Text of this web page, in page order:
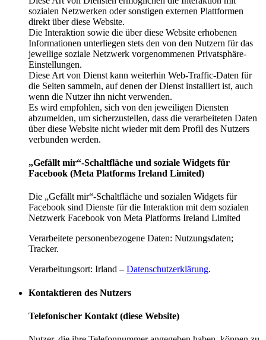
sozialen Netzwerken oder sonstigen externen Plattformen
direkt über diese Website.
Die Interaktion sowie die über diese Website erhobenen
Informationen unterliegen stets den von den Nutzern für das
jeweilige soziale Netzwerk vorgenommenen Privatsphäre-
Einstellungen.
Diese Art von Dienst kann weiterhin Web-Traffic-Daten für
die Seiten sammeln, auf denen der Dienst installiert ist, auch
wenn die Nutzer ihn nicht verwenden.
Es wird empfohlen, sich von den jeweiligen Diensten
abzumelden, um sicherzustellen, dass die verarbeiteten Daten
über diese Website nicht wieder mit dem Profil des Nutzers
verbunden werden.
„Gefällt mir“-Schaltfläche und soziale Widgets für
Facebook (Meta Platforms Ireland Limited)
Die „Gefällt mir“-Schaltfläche und sozialen Widgets für
Facebook sind Dienste für die Interaktion mit dem sozialen
Netzwerk Facebook von Meta Platforms Ireland Limited
Verarbeitete personenbezogene Daten: Nutzungsdaten;
Tracker.
Verarbeitungsort: Irland – Datenschutzerklärung.
Kontaktieren des Nutzers
Telefonischer Kontakt (diese Website)